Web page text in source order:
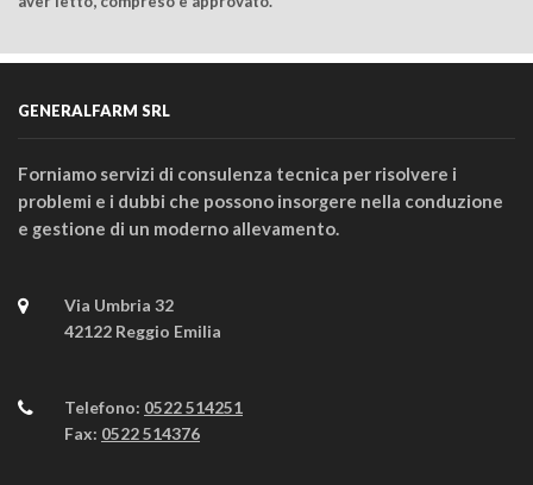
GENERALFARM SRL
Forniamo servizi di consulenza tecnica per risolvere i
problemi e i dubbi che possono insorgere nella conduzione
e gestione di un moderno allevamento.
Via Umbria 32
42122 Reggio Emilia
Telefono: 0522 514251
Fax: 0522 514376